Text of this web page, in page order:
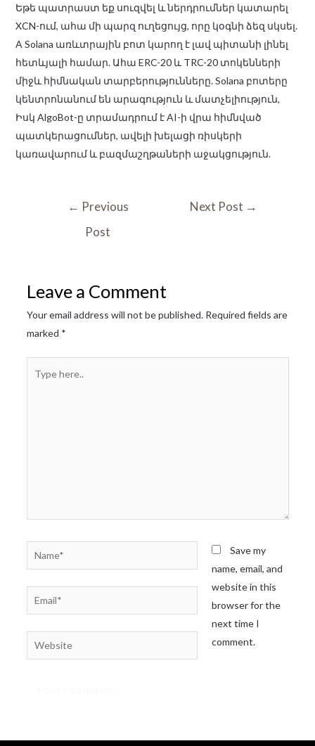
Եթե ​​պատրաստ եք սուզվել և ներդրումներ կատարել
XCN-ում, ահա մի պարզ ուղեցույց, որը կօգնի ձեզ սկսել.
A Solana առևտրային բոտ կարող է լավ պիտանի լինել
հետևյալի համար. Ահա ERC-20 և TRC-20 տոկենների
միջև հիմնական տարբերությունները. Solana բոտերը
կենտրոնանում են արագություն և մատչելիություն,
Իսկ AlgoBot-ը տրամադրում է AI-ի վրա հիմնված
պատկերացումներ, ավելի խելացի ռիսկերի
կառավարում և բազմաշղթաների աջակցություն.
← Previous
Post
Next Post →
Leave a Comment
Your email address will not be published. Required fields are
marked *
Save my
name, email, and
website in this
browser for the
next time I
comment.